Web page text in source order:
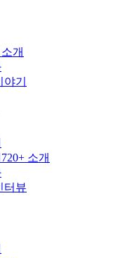
개
기
소개
터뷰